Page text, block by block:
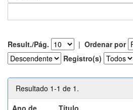
Result./Pág. | Ordenar por
Registro(s)
Resultado 1-1 de 1.
Ano de
Título